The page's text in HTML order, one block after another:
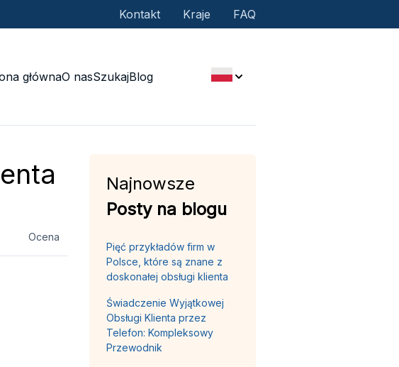
Kontakt Kraje FAQ
głównaO nasSzukajBlog
Ocena
Najnowsze
Posty na blogu
Pięć przykładów firm w
Polsce, które są znane z
doskonałej obsługi klienta
Świadczenie Wyjątkowej
Obsługi Klienta przez
Telefon: Kompleksowy
Przewodnik